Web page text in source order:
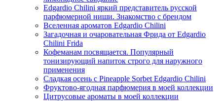
Edgardio Chilini яркий представитель русской
парфюмерной ниши. Знакомство с брендом
Вселенная ароматов Edgardio Chilini
Загадочная и очаровательная Фрида от Edgardio
Chilini Frida
Кофеманам посвящается. Популярный
тонизирующий напиток строго для наружного
применения
Сладкая осень с Pineapple Sorbet Edgardio Chilini
Фруктово-ягодная парфюмерия в моей коллекции
​Цитрусовые ароматы в моей коллекции